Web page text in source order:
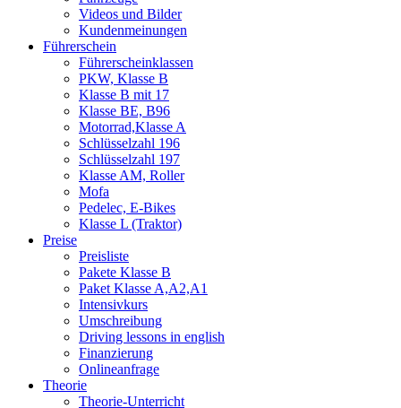
Videos und Bilder
Kundenmeinungen
Führerschein
Führerscheinklassen
PKW, Klasse B
Klasse B mit 17
Klasse BE, B96
Motorrad,Klasse A
Schlüsselzahl 196
Schlüsselzahl 197
Klasse AM, Roller
Mofa
Pedelec, E-Bikes
Klasse L (Traktor)
Preise
Preisliste
Pakete Klasse B
Paket Klasse A,A2,A1
Intensivkurs
Umschreibung
Driving lessons in english
Finanzierung
Onlineanfrage
Theorie
Theorie-Unterricht